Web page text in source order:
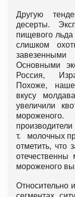
Другую
десерты.
пищевого
слишком
Основными
Россия,
Похоже, наше
вкусу
увеличили
т. молочных
отметить, что
мороженого
Относительно